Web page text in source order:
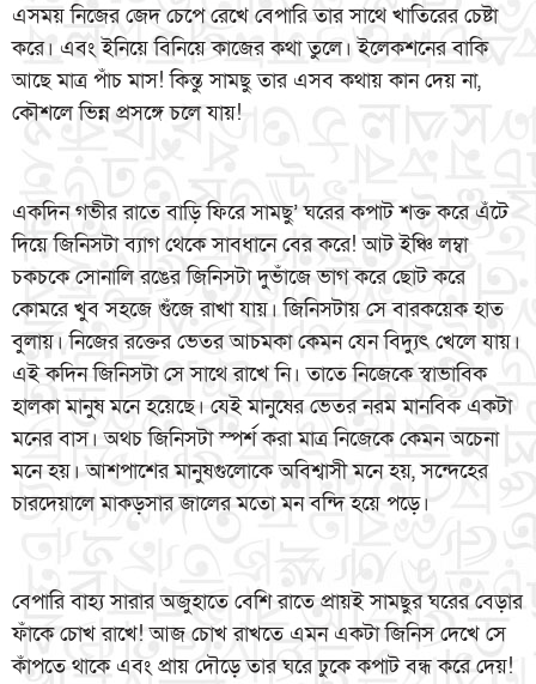
এসময় নিজের জেদ চেপে রেখে বেপারি তার সাথে খাতিরের চেষ্টা
করে। এবং ইনিয়ে বিনিয়ে কাজের কথা তুলে। ইলেকশনের বাকি
আছে মাত্র পাঁচ মাস! কিন্তু সামছু তার এসব কথায় কান দেয় না,
কৌশলে ভিন্ন প্রসঙ্গে চলে যায়!
একদিন গভীর রাতে বাড়ি ফিরে সামছু’ ঘরের কপাট শক্ত করে এঁটে
দিয়ে জিনিসটা ব্যাগ থেকে সাবধানে বের করে! আট ইঞ্চি লম্বা
চকচকে সোনালি রঙের জিনিসটা দুভাঁজে ভাগ করে ছোট করে
কোমরে খুব সহজে গুঁজে রাখা যায়। জিনিসটায় সে বারকয়েক হাত
বুলায়। নিজের রক্তের ভেতর আচমকা কেমন যেন বিদ্যুৎ খেলে যায়।
এই কদিন জিনিসটা সে সাথে রাখে নি। তাতে নিজেকে স্বাভাবিক
হালকা মানুষ মনে হয়েছে। যেই মানুষের ভেতর নরম মানবিক একটা
মনের বাস। অথচ জিনিসটা স্পর্শ করা মাত্র নিজেকে কেমন অচেনা
মনে হয়। আশপাশের মানুষগুলোকে অবিশ্বাসী মনে হয়, সন্দেহের
চারদেয়ালে মাকড়সার জালের মতো মন বন্দি হয়ে পড়ে।
বেপারি বাহ্য সারার অজুহাতে বেশি রাতে প্রায়ই সামছুর ঘরের বেড়ার
ফাঁকে চোখ রাখে! আজ চোখ রাখতে এমন একটা জিনিস দেখে সে
কাঁপতে থাকে এবং প্রায় দৌড়ে তার ঘরে ঢুকে কপাট বন্ধ করে দেয়!